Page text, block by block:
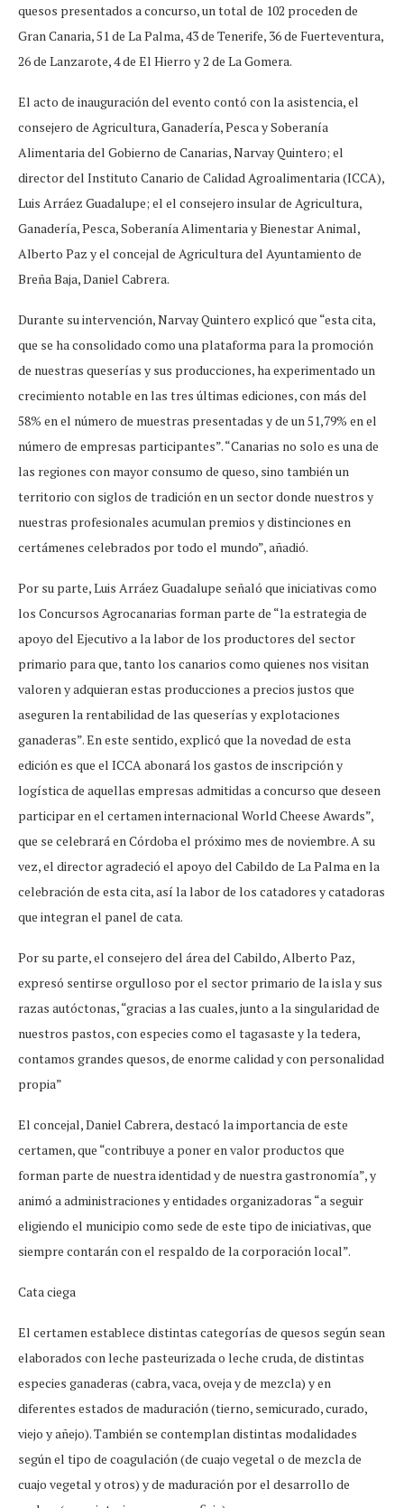
quesos presentados a concurso, un total de 102 proceden de
Gran Canaria, 51 de La Palma, 43 de Tenerife, 36 de Fuerteventura,
26 de Lanzarote, 4 de El Hierro y 2 de La Gomera.
El acto de inauguración del evento contó con la asistencia, el
consejero de Agricultura, Ganadería, Pesca y Soberanía
Alimentaria del Gobierno de Canarias, Narvay Quintero; el
director del Instituto Canario de Calidad Agroalimentaria (ICCA),
Luis Arráez Guadalupe; el el consejero insular de Agricultura,
Ganadería, Pesca, Soberanía Alimentaria y Bienestar Animal,
Alberto Paz y el concejal de Agricultura del Ayuntamiento de
Breña Baja, Daniel Cabrera.
Durante su intervención, Narvay Quintero explicó que “esta cita,
que se ha consolidado como una plataforma para la promoción
de nuestras queserías y sus producciones, ha experimentado un
crecimiento notable en las tres últimas ediciones, con más del
58% en el número de muestras presentadas y de un 51,79% en el
número de empresas participantes”. “Canarias no solo es una de
las regiones con mayor consumo de queso, sino también un
territorio con siglos de tradición en un sector donde nuestros y
nuestras profesionales acumulan premios y distinciones en
certámenes celebrados por todo el mundo”, añadió.
Por su parte, Luis Arráez Guadalupe señaló que iniciativas como
los Concursos Agrocanarias forman parte de “la estrategia de
apoyo del Ejecutivo a la labor de los productores del sector
primario para que, tanto los canarios como quienes nos visitan
valoren y adquieran estas producciones a precios justos que
aseguren la rentabilidad de las queserías y explotaciones
ganaderas”. En este sentido, explicó que la novedad de esta
edición es que el ICCA abonará los gastos de inscripción y
logística de aquellas empresas admitidas a concurso que deseen
participar en el certamen internacional World Cheese Awards”,
que se celebrará en Córdoba el próximo mes de noviembre. A su
vez, el director agradeció el apoyo del Cabildo de La Palma en la
celebración de esta cita, así la labor de los catadores y catadoras
que integran el panel de cata.
Por su parte, el consejero del área del Cabildo, Alberto Paz,
expresó sentirse orgulloso por el sector primario de la isla y sus
razas autóctonas, “gracias a las cuales, junto a la singularidad de
nuestros pastos, con especies como el tagasaste y la tedera,
contamos grandes quesos, de enorme calidad y con personalidad
propia”
El concejal, Daniel Cabrera, destacó la importancia de este
certamen, que “contribuye a poner en valor productos que
forman parte de nuestra identidad y de nuestra gastronomía”, y
animó a administraciones y entidades organizadoras “a seguir
eligiendo el municipio como sede de este tipo de iniciativas, que
siempre contarán con el respaldo de la corporación local”.
Cata ciega
El certamen establece distintas categorías de quesos según sean
elaborados con leche pasteurizada o leche cruda, de distintas
especies ganaderas (cabra, vaca, oveja y de mezcla) y en
diferentes estados de maduración (tierno, semicurado, curado,
viejo y añejo). También se contemplan distintas modalidades
según el tipo de coagulación (de cuajo vegetal o de mezcla de
cuajo vegetal y otros) y de maduración por el desarrollo de